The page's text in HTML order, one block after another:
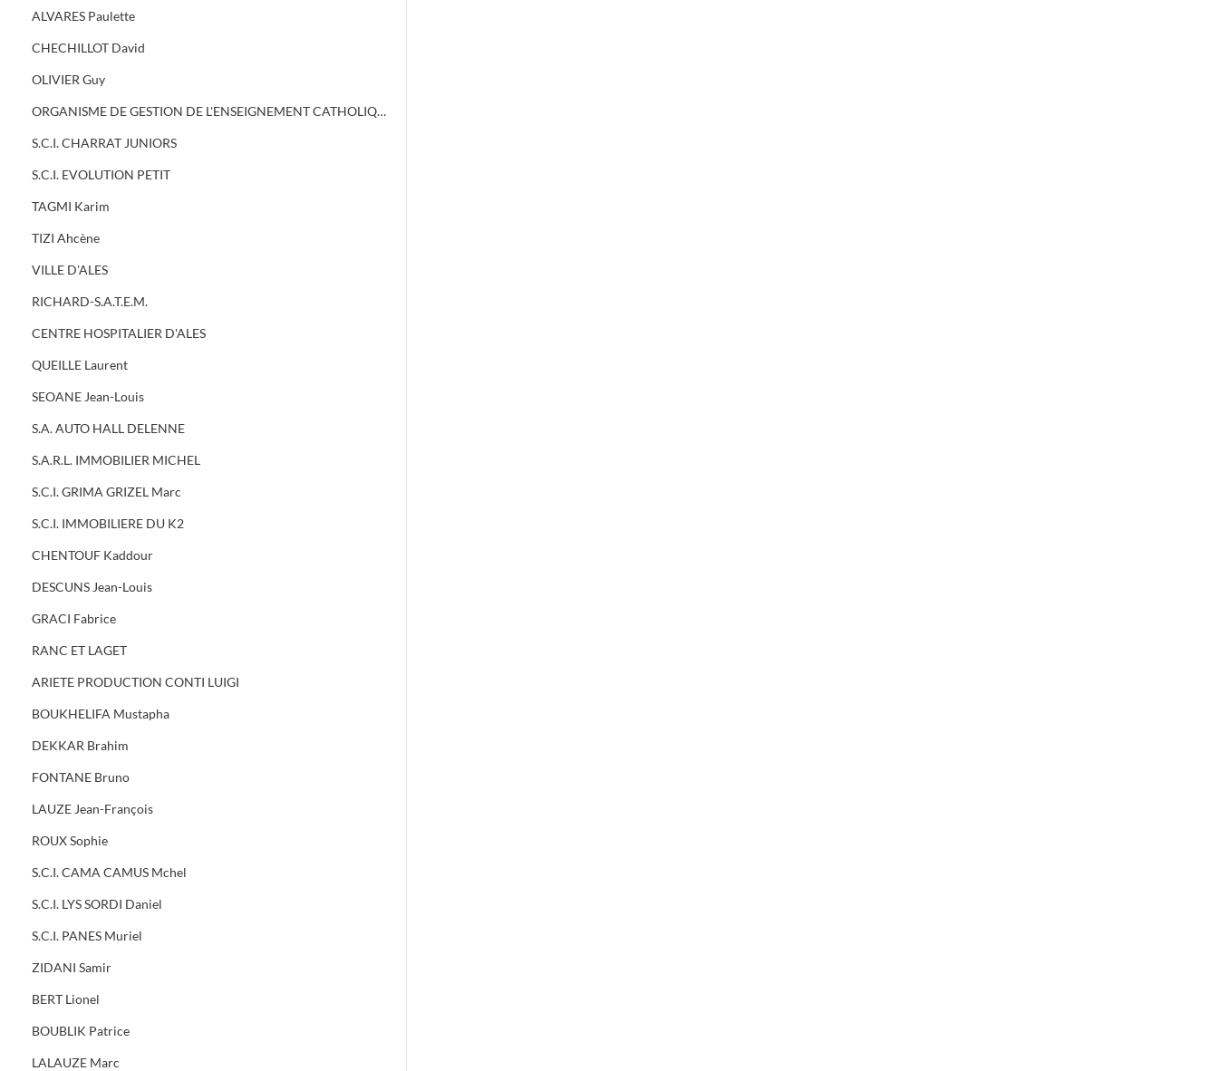
ALVARES Paulette
CHECHILLOT David
OLIVIER Guy
ORGANISME DE GESTION DE L'ENSEIGNEMENT CATHOLIQUE BELLEVUE
S.C.I. CHARRAT JUNIORS
S.C.I. EVOLUTION PETIT
TAGMI Karim
TIZI Ahcène
VILLE D'ALES
RICHARD-S.A.T.E.M.
CENTRE HOSPITALIER D'ALES
QUEILLE Laurent
SEOANE Jean-Louis
S.A. AUTO HALL DELENNE
S.A.R.L. IMMOBILIER MICHEL
S.C.I. GRIMA GRIZEL Marc
S.C.I. IMMOBILIERE DU K2
CHENTOUF Kaddour
DESCUNS Jean-Louis
GRACI Fabrice
RANC ET LAGET
ARIETE PRODUCTION CONTI LUIGI
BOUKHELIFA Mustapha
DEKKAR Brahim
FONTANE Bruno
LAUZE Jean-François
ROUX Sophie
S.C.I. CAMA CAMUS Mchel
S.C.I. LYS SORDI Daniel
S.C.I. PANES Muriel
ZIDANI Samir
BERT Lionel
BOUBLIK Patrice
LALAUZE Marc